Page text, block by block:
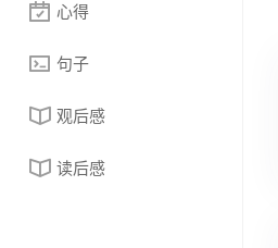
心得
句子
观后感
读后感